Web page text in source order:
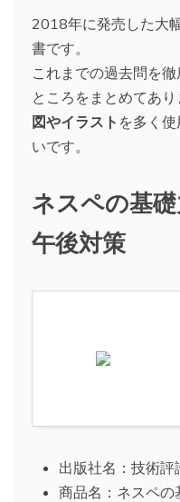
2018年に発売した大
書です。
これまでの過去問を
ところをまとめてあり
図やイラスト を多く
いです。
ネスペの基
午後対策
出版社名：技術評
商品名：ネスペ